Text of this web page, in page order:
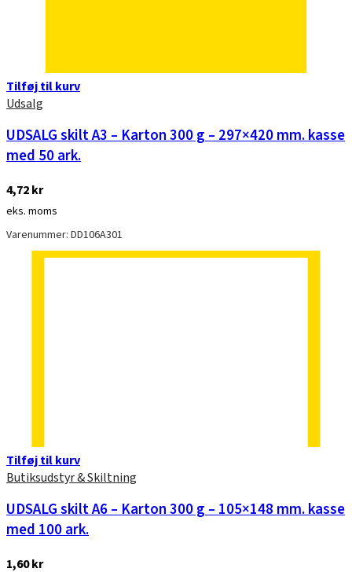
Tilføj til kurv
Udsalg
UDSALG skilt A3 – Karton 300 g – 297×420 mm. kasse
med 50 ark.
4,72kr
eks. moms
Varenummer: DD106A301
Tilføj til kurv
Butiksudstyr & Skiltning
UDSALG skilt A6 – Karton 300 g – 105×148 mm. kasse
med 100 ark.
1,60kr